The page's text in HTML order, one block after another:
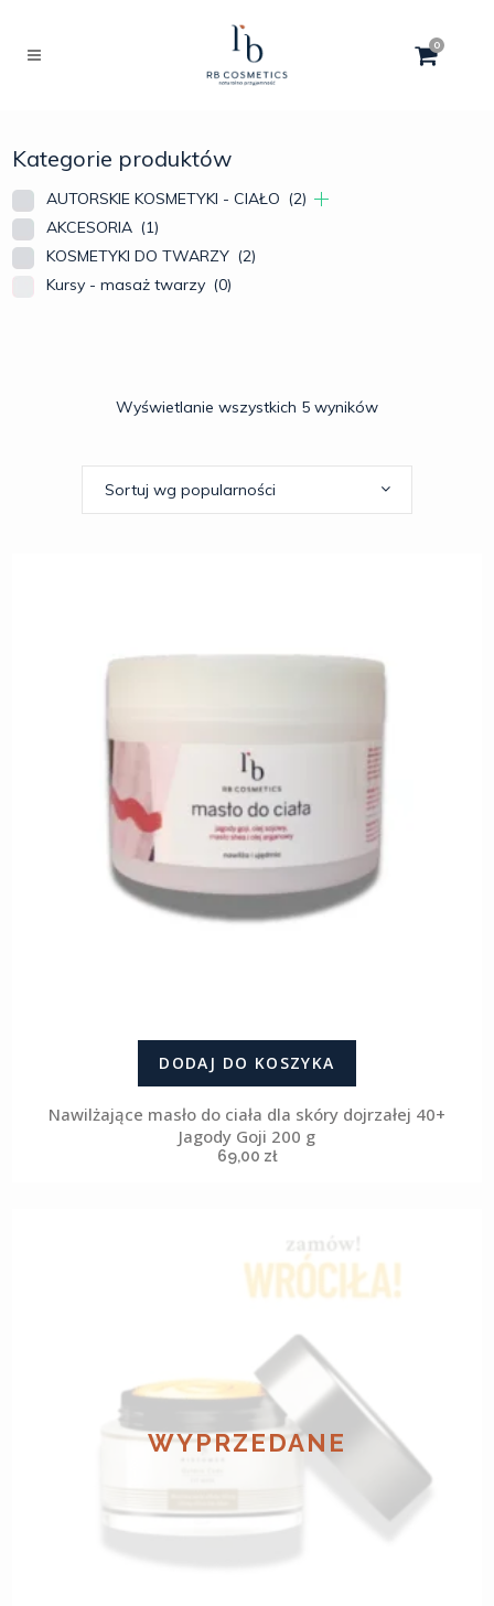
0
Kategorie produktów
AUTORSKIE KOSMETYKI - CIAŁO (2)
AKCESORIA (1)
KOSMETYKI DO TWARZY (2)
Kursy - masaż twarzy (0)
Wyświetlanie wszystkich 5 wyników
Sortuj wg popularności
DODAJ DO KOSZYKA
Nawilżające masło do ciała dla skóry dojrzałej 40+
Jagody Goji 200 g
69,00 zł
WYPRZEDANE